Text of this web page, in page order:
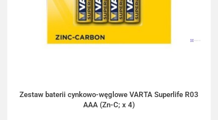
Zestaw baterii cynkowo-węglowe VARTA Superlife R03
AAA (Zn-C; x 4)